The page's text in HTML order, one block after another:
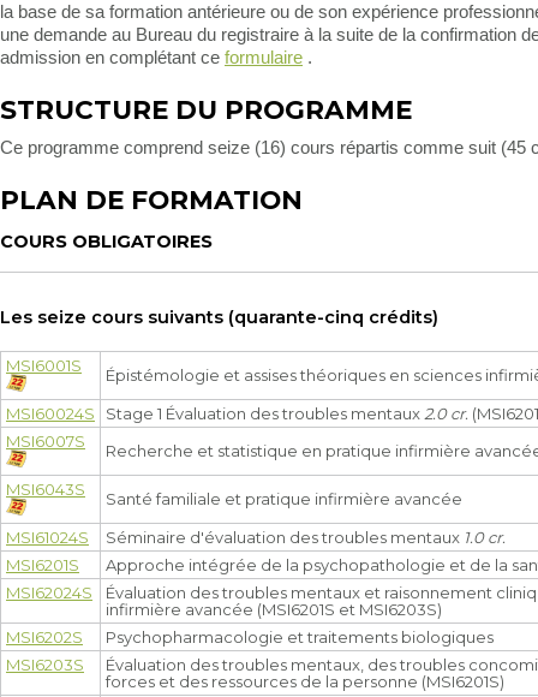
la base de sa formation antérieure ou de son expérience
une demande au Bureau du registraire à la suite de la confirmation
admission en complétant ce formulaire .
STRUCTURE DU PROGRAMME
Ce programme comprend seize (16) cours répartis comme suit (45
PLAN DE FORMATION
COURS OBLIGATOIRES
Les seize cours suivants (quarante-cinq crédits)
MSI6001S
Épistémologie et assises théoriques en sciences
MSI60024S
Stage 1 Évaluation des troubles mentaux 2.0 cr.
MSI6007S
Recherche et statistique en pratique infirmière
MSI6043S
Santé familiale et pratique infirmière avancée
MSI61024S
Séminaire d'évaluation des troubles mentaux 1.0 cr.
MSI6201S
Approche intégrée de la psychopathologie et de la
MSI62024S
Évaluation des troubles mentaux et raisonnement
infirmière avancée (MSI6201S et MSI6203S)
MSI6202S
Psychopharmacologie et traitements biologiques
MSI6203S
Évaluation des troubles mentaux, des troubles
forces et des ressources de la personne (MSI6201S)